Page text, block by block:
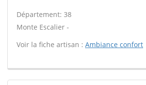
Département: 38
Monte Escalier -
Voir la fiche artisan : Ambiance confort